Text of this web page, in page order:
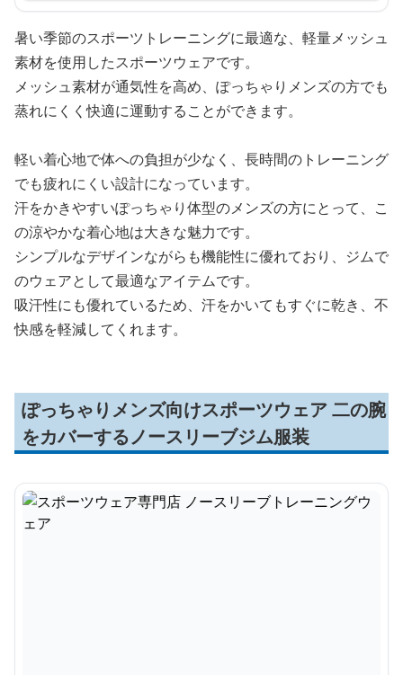
暑い季節のスポーツトレーニングに最適な、軽量メッシュ
素材を使用したスポーツウェアです。
メッシュ素材が通気性を高め、ぽっちゃりメンズの方でも
蒸れにくく快適に運動することができます。
軽い着心地で体への負担が少なく、長時間のトレーニング
でも疲れにくい設計になっています。
汗をかきやすいぽっちゃり体型のメンズの方にとって、こ
の涼やかな着心地は大きな魅力です。
シンプルなデザインながらも機能性に優れており、ジムで
のウェアとして最適なアイテムです。
吸汗性にも優れているため、汗をかいてもすぐに乾き、不
快感を軽減してくれます。
ぽっちゃりメンズ向けスポーツウェア 二の腕
をカバーするノースリーブジム服装